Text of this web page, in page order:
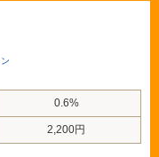
0.6%
2,200円